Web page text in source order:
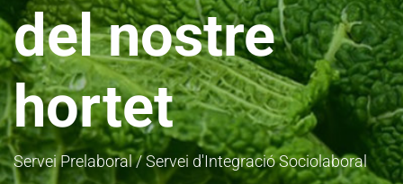
del nostre
hortet
Servei Prelaboral / Servei d'Integració Sociolaboral